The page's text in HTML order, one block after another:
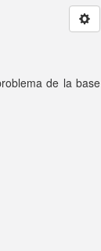
de la base